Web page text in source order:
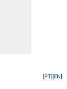
[EN]
[PT]